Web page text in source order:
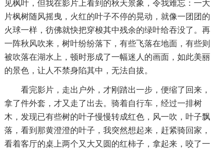
见枫叶，但我在影片上看到的秋天景象，令我难忘：一大
片枫树随风摇曳，火红的叶子不停的晃动，就像一团团的
火球一样，彷佛就快把穿梭其中残余的绿叶给吞没了。再
一阵秋风吹来，树叶纷纷落下，有些飞落在地面，有些则
被吹落在湖水上，顿时形成了一幅迷人的画面，如此美丽
的景色，让人不禁身陷其中，无法自拔。
看完影片，走出户外，才刚踏出一步，便缩了回来，
拿了件外套，才又走了出去。骑着自行车，经过一排树
木，发现已有些树的叶子慢慢转成红色，风一吹，叶子飘
落，看到那黄澄澄的叶子，我突然想起来，赶紧骑回家，
看着客厅的桌上两个又大又圆的红柿子，拿起来，咬了一